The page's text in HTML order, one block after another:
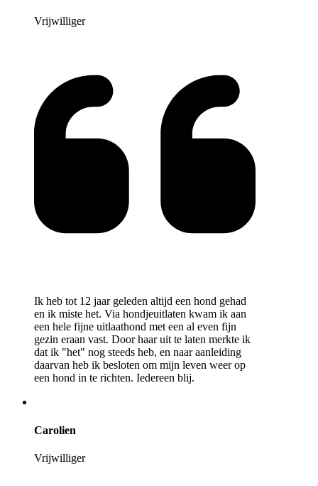
Vrijwilliger
Ik heb tot 12 jaar geleden altijd een hond gehad
en ik miste het. Via hondjeuitlaten kwam ik aan
een hele fijne uitlaathond met een al even fijn
gezin eraan vast. Door haar uit te laten merkte ik
dat ik "het" nog steeds heb, en naar aanleiding
daarvan heb ik besloten om mijn leven weer op
een hond in te richten. Iedereen blij.
Carolien
Vrijwilliger